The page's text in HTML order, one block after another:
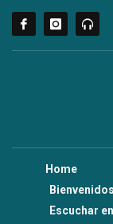
Home
Bienvenidos
Escuchar